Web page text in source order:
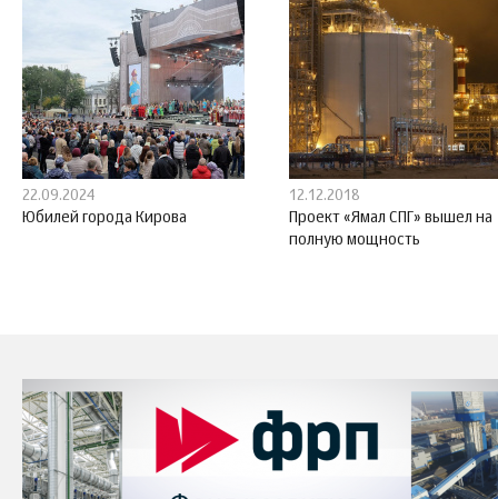
22.09.2024
Юбилей города Кирова
12.12.2018
Проект «Ямал СПГ» вышел на
полную мощность